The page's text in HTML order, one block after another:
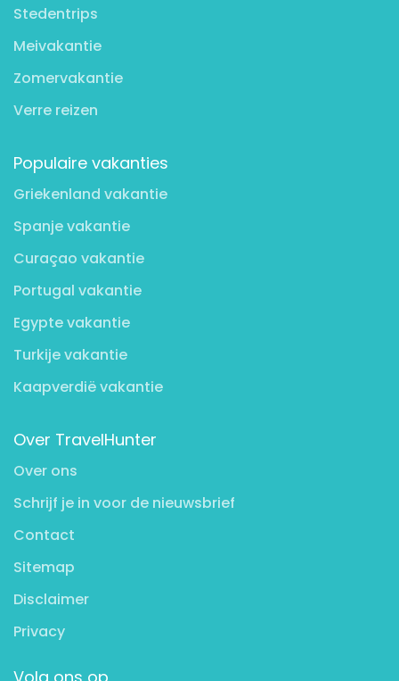
Stedentrips
Meivakantie
Zomervakantie
Verre reizen
Populaire vakanties
Griekenland vakantie
Spanje vakantie
Curaçao vakantie
Portugal vakantie
Egypte vakantie
Turkije vakantie
Kaapverdië vakantie
Over TravelHunter
Over ons
Schrijf je in voor de nieuwsbrief
Contact
Sitemap
Disclaimer
Privacy